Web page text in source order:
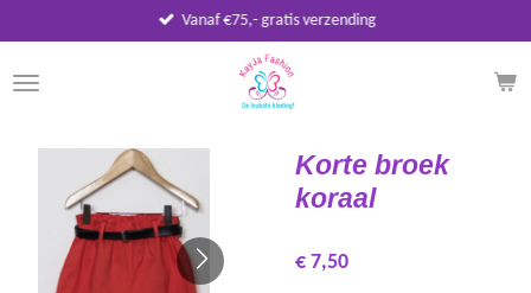
direct
naar
de
Vanaf €75,- gratis verzending
Korte broek
koraal
€ 7,50